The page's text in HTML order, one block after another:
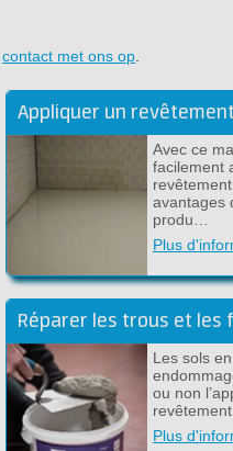
contact met ons op
Appliquer un
Avec ce
facilement
avantages
produ…
Plus
Les sols
ou non
Plus